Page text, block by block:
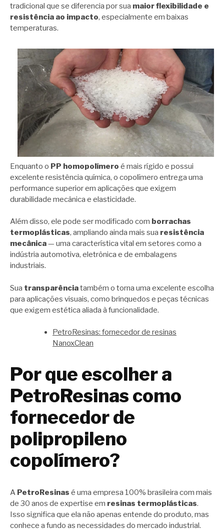
tradicional que se diferencia por sua maior flexibilidade e
resistência ao impacto, especialmente em baixas
temperaturas.
Enquanto o PP homopolímero é mais rígido e possui
excelente resistência química, o copolímero entrega uma
performance superior em aplicações que exigem
durabilidade mecânica e elasticidade.
Além disso, ele pode ser modificado com borrachas
termoplásticas, ampliando ainda mais sua resistência
mecânica— uma característica vital em setores como a
indústria automotiva, eletrônica e de embalagens
industriais.
Sua transparênciatambém o torna uma excelente escolha
para aplicações visuais, como brinquedos e peças técnicas
que exigem estética aliada à funcionalidade.
PetroResinas: fornecedor de resinas
NanoxClean
Por que escolher a
PetroResinas como
fornecedor de
polipropileno
copolímero?
A PetroResinas é uma empresa 100% brasileira com mais
de 30 anos de expertise em resinas termoplásticas.
Isso significa que ela não apenas entende do produto, mas
conhece a fundo as necessidades do mercado industrial.